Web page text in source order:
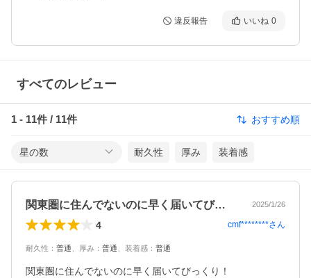
違反報告 いいね 0
すべてのレビュー
1 - 11件 / 11件 おすすめ順
星の数 耐久性 厚み 装着感
関東圏に住んでないのに早く届いてびっく… 2025/1/26
4 cmf********さん
耐久性 ： 普通 厚み ： 普通 装着感 ： 普通
関東圏に住んでないのに早く届いてびっくり！